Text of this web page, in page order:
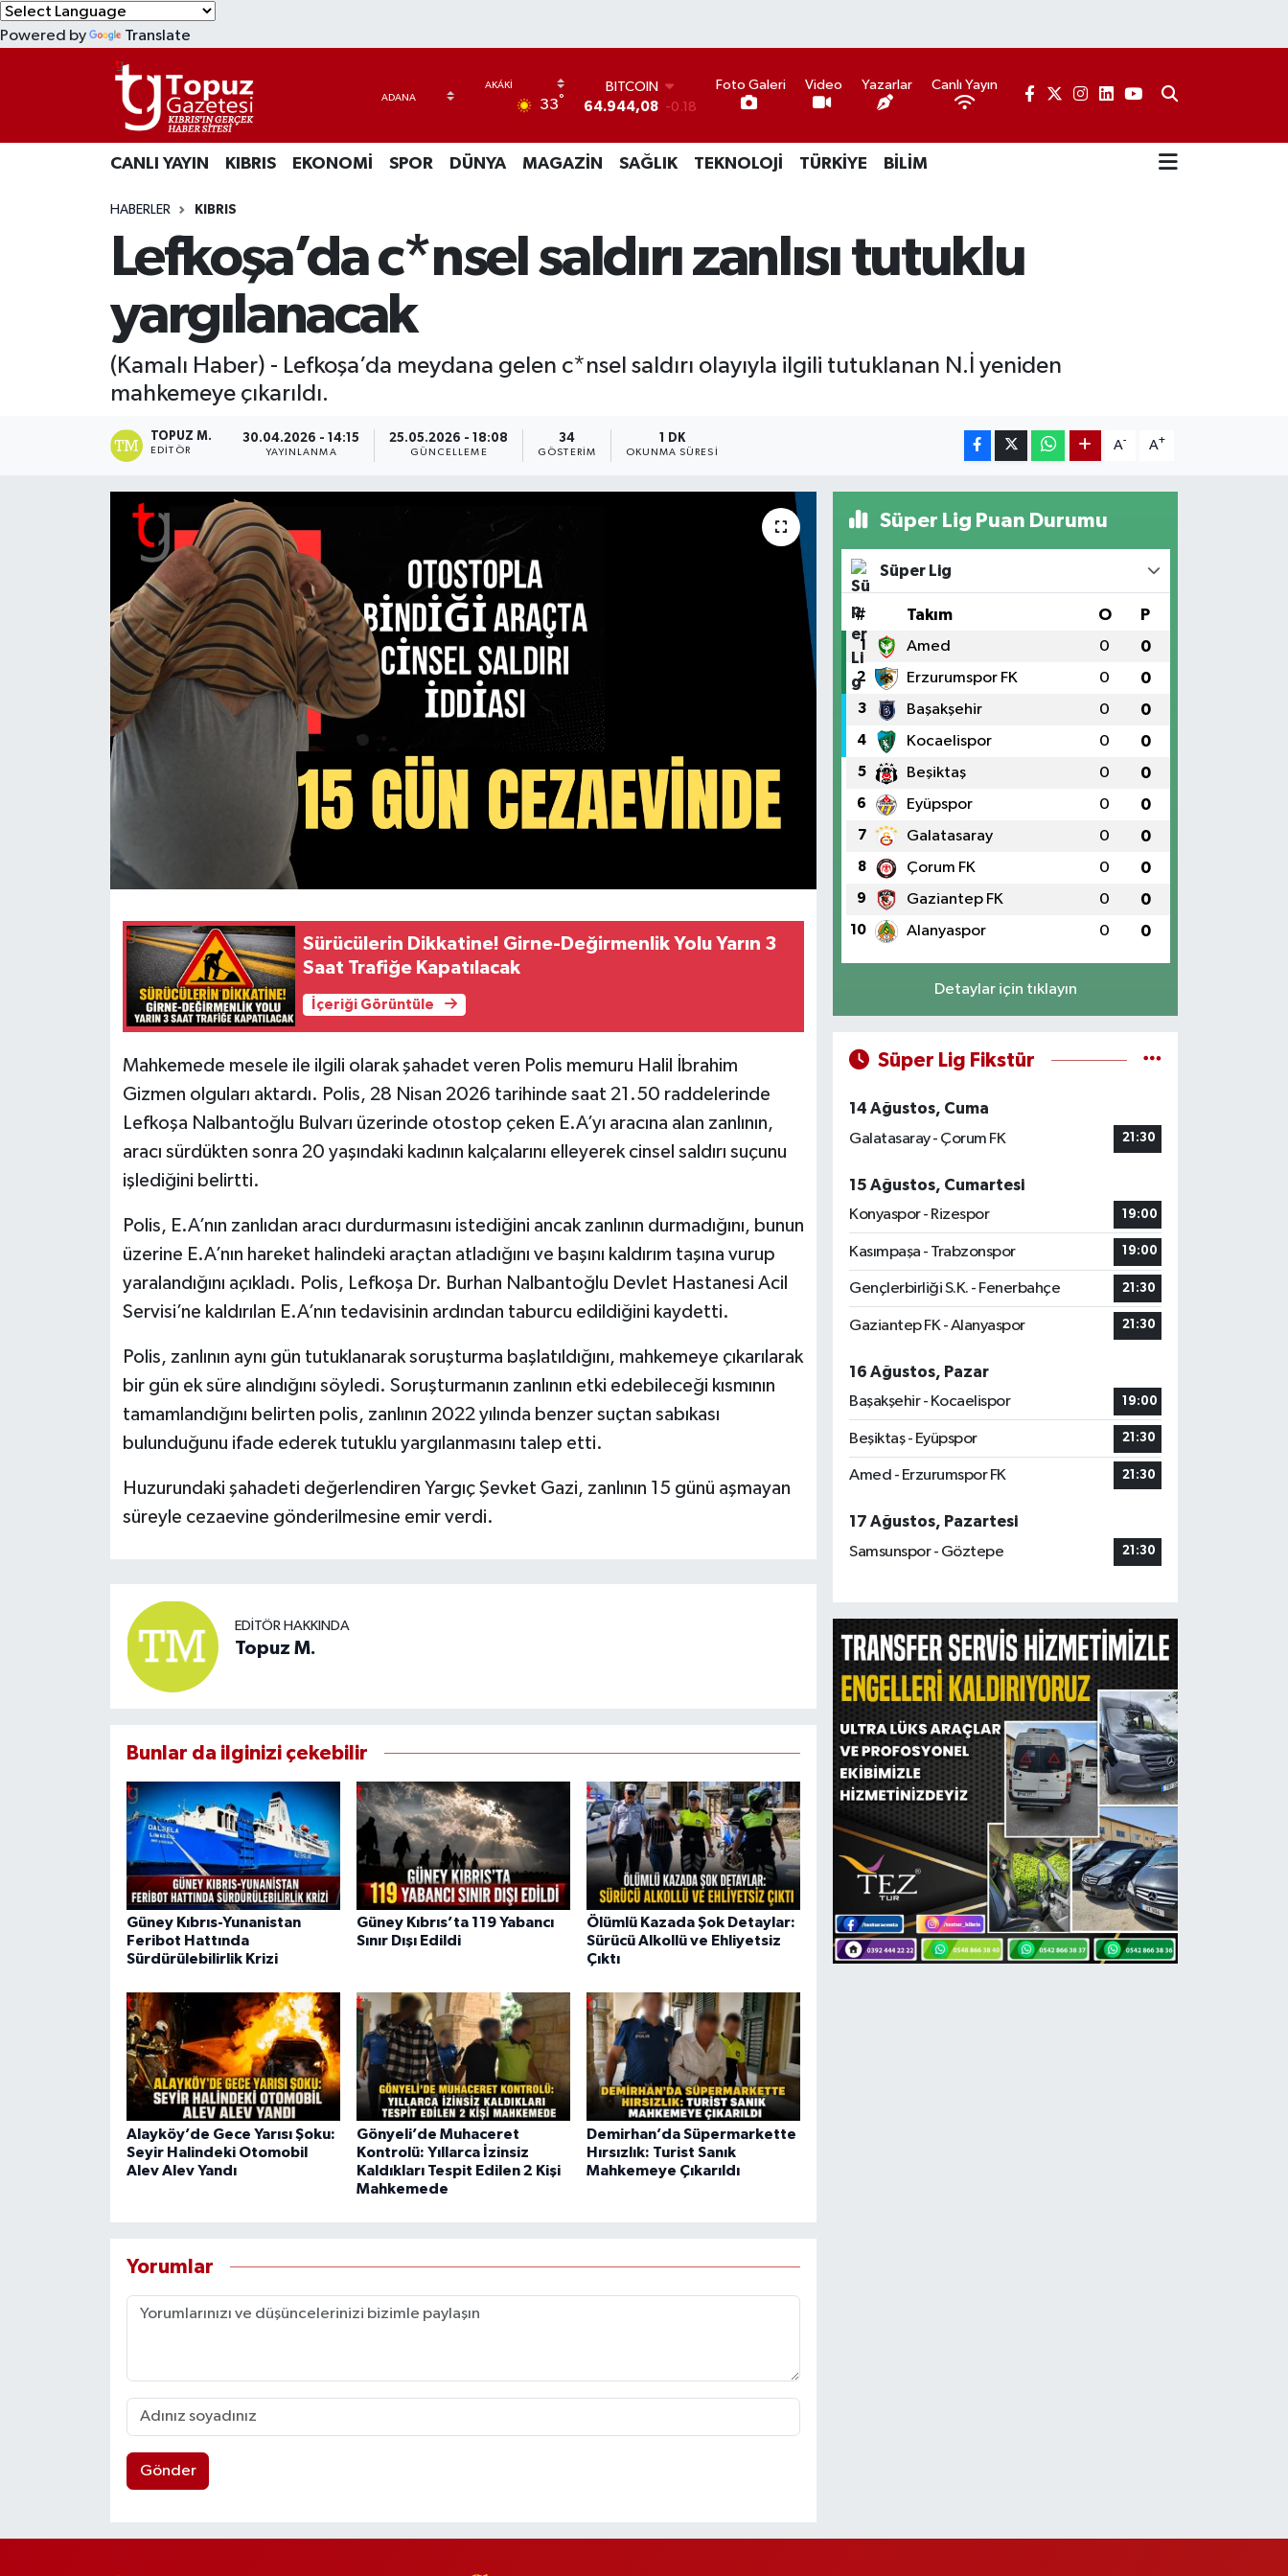
Powered by Translate
33°
BITCOIN
64.944,08 -0.18
47,7436 0.18
EURO
GRAM ALTIN
6660.55
Foto Galeri Video Yazarlar Canlı Yayın
CANLI YAYIN KIBRIS EKONOMİ SPOR DÜNYA MAGAZİN SAĞLIK TEKNOLOJİ TÜRKİYE BİLİM
HABERLER KIBRIS
Lefkoşa’da c*nsel saldırı zanlısı tutuklu
yargılanacak
(Kamalı Haber) - Lefkoşa’da meydana gelen c*nsel saldırı olayıyla ilgili tutuklanan N.İ yeniden
mahkemeye çıkarıldı.
TOPUZ M.
EDITÖR
30.04.2026 - 14:15
YAYINLANMA
25.05.2026 - 18:08
GÜNCELLEME
34
GÖSTERIM
1 DK
OKUNMA SÜRESI
A- A+
Sürücülerin Dikkatine! Girne-Değirmenlik Yolu Yarın 3
Saat Trafiğe Kapatılacak
İçeriği Görüntüle
Mahkemede mesele ile ilgili olarak şahadet veren Polis memuru Halil İbrahim
Gizmen olguları aktardı. Polis, 28 Nisan 2026 tarihinde saat 21.50 raddelerinde
Lefkoşa Nalbantoğlu Bulvarı üzerinde otostop çeken E.A’yı aracına alan zanlının,
aracı sürdükten sonra 20 yaşındaki kadının kalçalarını elleyerek cinsel saldırı suçunu
işlediğini belirtti.
Polis, E.A’nın zanlıdan aracı durdurmasını istediğini ancak zanlının durmadığını, bunun
üzerine E.A’nın hareket halindeki araçtan atladığını ve başını kaldırım taşına vurup
yaralandığını açıkladı. Polis, Lefkoşa Dr. Burhan Nalbantoğlu Devlet Hastanesi Acil
Servisi’ne kaldırılan E.A’nın tedavisinin ardından taburcu edildiğini kaydetti.
Polis, zanlının aynı gün tutuklanarak soruşturma başlatıldığını, mahkemeye çıkarılarak
bir gün ek süre alındığını söyledi. Soruşturmanın zanlının etki edebileceği kısmının
tamamlandığını belirten polis, zanlının 2022 yılında benzer suçtan sabıkası
bulunduğunu ifade ederek tutuklu yargılanmasını talep etti.
Huzurundaki şahadeti değerlendiren Yargıç Şevket Gazi, zanlının 15 günü aşmayan
süreyle cezaevine gönderilmesine emir verdi.
EDITÖR HAKKINDA
Topuz M.
Bunlar da ilginizi çekebilir
Güney Kıbrıs-Yunanistan
Feribot Hattında
Sürdürülebilirlik Krizi
Güney Kıbrıs’ta 119 Yabancı
Sınır Dışı Edildi
Ölümlü Kazada Şok Detaylar:
Sürücü Alkollü ve Ehliyetsiz
Çıktı
Alayköy’de Gece Yarısı Şoku:
Seyir Halindeki Otomobil
Alev Alev Yandı
Gönyeli’de Muhaceret
Kontrolü: Yıllarca İzinsiz
Kaldıkları Tespit Edilen 2 Kişi
Mahkemede
Demirhan’da Süpermarkette
Hırsızlık: Turist Sanık
Mahkemeye Çıkarıldı
Yorumlar
Gönder
Süper Lig Puan Durumu
Süper Lig
# Takım O P
1 Amed 0 0
2 Erzurumspor FK 0 0
3 Başakşehir 0 0
4 Kocaelispor 0 0
5 Beşiktaş 0 0
6 Eyüpspor 0 0
7 Galatasaray 0 0
8 Çorum FK 0 0
9 Gaziantep FK 0 0
10 Alanyaspor 0 0
Detaylar için tıklayın
Süper Lig Fikstür
14 Ağustos, Cuma
Galatasaray - Çorum FK
21:30
15 Ağustos, Cumartesi
Konyaspor - Rizespor
19:00
Kasımpaşa - Trabzonspor 19:00
Gençlerbirliği S.K. - Fenerbahçe 21:30
Gaziantep FK - Alanyaspor 21:30
16 Ağustos, Pazar
Başakşehir - Kocaelispor
19:00
Beşiktaş - Eyüpspor 21:30
Amed - Erzurumspor FK 21:30
17 Ağustos, Pazartesi
Samsunspor - Göztepe
21:30
EKONOMİ
MAGAZİN
TEKNOLOJİ
Lefkoşa Nöbetçi Eczaneler
Lefkoşa Hava Durumu
Lefkoşa Trafik Yoğunluk Haritası
Süper Lig Puan Durumu ve Fikstür
Tüm Manşetler
Son Dakika Haberleri
Haber Arşivi